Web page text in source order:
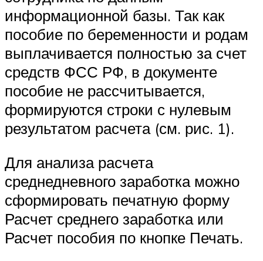
информационной базы. Так как
пособие по беременности и родам
выплачивается полностью за счет
средств ФСС РФ, в документе
пособие не рассчитывается,
формируются строки с нулевым
результатом расчета (см. рис. 1).
Для анализа расчета
среднедневного заработка можно
сформировать печатную форму
Расчет среднего заработка или
Расчет пособия по кнопке Печать.